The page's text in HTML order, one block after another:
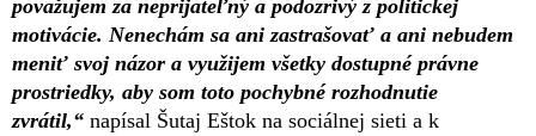
považujem za neprijateľný a podozrivý z politickej
motivácie. Nenechám sa ani zastrašovať a ani nebudem
meniť svoj názor a využijem všetky dostupné právne
prostriedky, aby som toto pochybné rozhodnutie
zvrátil,“ napísal Šutaj Eštok na sociálnej sieti a k